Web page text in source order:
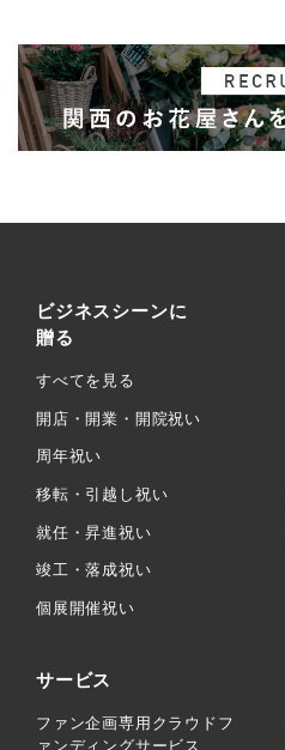
ビジネスシーンに
贈る
すべてを見る
開店・開業・開院祝い
周年祝い
移転・引越し祝い
就任・昇進祝い
竣工・落成祝い
個展開催祝い
サービス
ファン企画専用クラウドフ
ァンディングサービス